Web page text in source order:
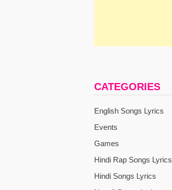
CATEGORIES
English Songs Lyrics
Events
Games
Hindi Rap Songs Lyrics
Hindi Songs Lyrics